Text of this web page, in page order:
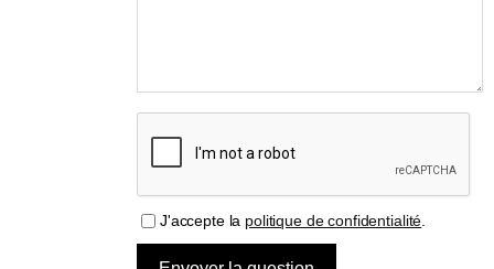
J'accepte la politique de confidentialité